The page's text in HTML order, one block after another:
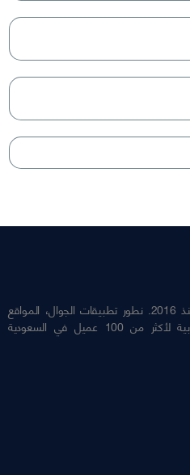
شريكك التقني الموثوق في الخليج منذ 2016. نطور تطبيقات الجوال، المواقع
الإلكترونية، وحلول الاستضافة السحابية لأكثر من 100 عميل في السعودية